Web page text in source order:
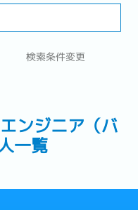
検索条件変更
ンジニア（バ
一覧